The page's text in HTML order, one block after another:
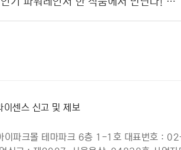
이센스 신고 및 제보
이파크몰 테마파크 6층 1-1호 대표번호 :